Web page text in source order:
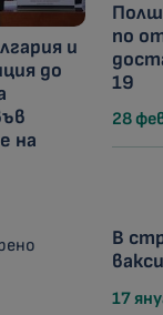
и
до
на
по
19
28
В
17